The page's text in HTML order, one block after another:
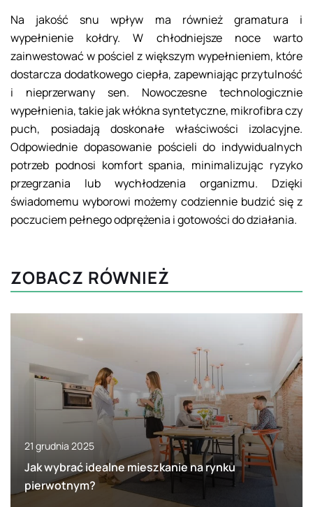
Na jakość snu wpływ ma również gramatura i
wypełnienie kołdry. W chłodniejsze noce warto
zainwestować w pościel z większym wypełnieniem, które
dostarcza dodatkowego ciepła, zapewniając przytulność
i nieprzerwany sen. Nowoczesne technologicznie
wypełnienia, takie jak włókna syntetyczne, mikrofibra czy
puch, posiadają doskonałe właściwości izolacyjne.
Odpowiednie dopasowanie pościeli do indywidualnych
potrzeb podnosi komfort spania, minimalizując ryzyko
przegrzania lub wychłodzenia organizmu. Dzięki
świadomemu wyborowi możemy codziennie budzić się z
poczuciem pełnego odprężenia i gotowości do działania.
ZOBACZ RÓWNIEŻ
21 grudnia 2025
Jak wybrać idealne mieszkanie na rynku
pierwotnym?